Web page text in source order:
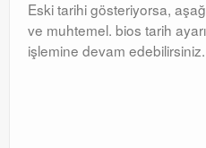
Eski tarihi gösteriyorsa,
ve muhtemel. bios tarih
işlemine devam edebilirsiniz.